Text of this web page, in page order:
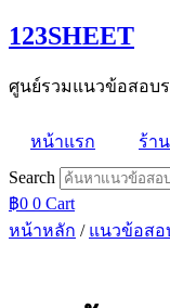
Skip
to
123SHEET
ศูนย์รวมแนวข้อสอบ
หน้าแรก ร้า
Search
฿0 0 Cart
หน้าหลัก / แนวข้อสอ